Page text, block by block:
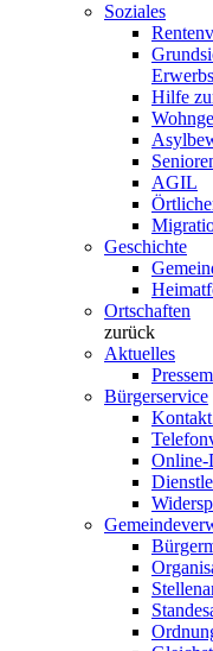
Soziales
Hilfe
AGIL
Geschichte
Ortschaften
zurück
Aktuelles
Bürgerservice
Online-